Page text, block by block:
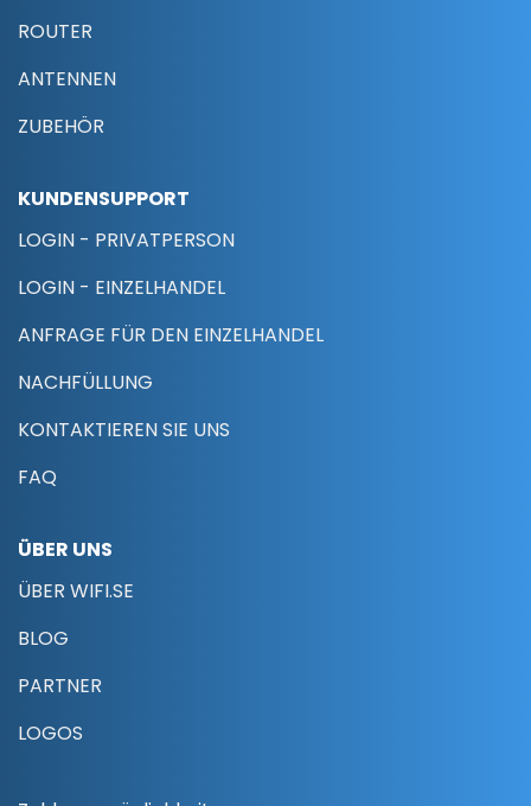
ROUTER
ANTENNEN
ZUBEHÖR
KUNDENSUPPORT
LOGIN - PRIVATPERSON
LOGIN - EINZELHANDEL
ANFRAGE FÜR DEN EINZELHANDEL
NACHFÜLLUNG
KONTAKTIEREN SIE UNS
FAQ
ÜBER UNS
ÜBER WIFI.SE
BLOG
PARTNER
LOGOS